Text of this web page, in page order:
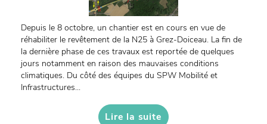
Depuis le 8 octobre, un chantier est en cours en vue de
réhabiliter le revêtement de la N25 à Grez-Doiceau. La fin de
la dernière phase de ces travaux est reportée de quelques
jours notamment en raison des mauvaises conditions
climatiques. Du côté des équipes du SPW Mobilité et
Infrastructures...
Lire la suite